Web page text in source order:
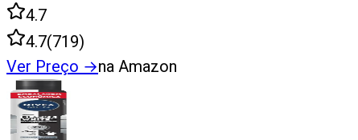
4.7
4.7(719)
Ver Preço →na Amazon